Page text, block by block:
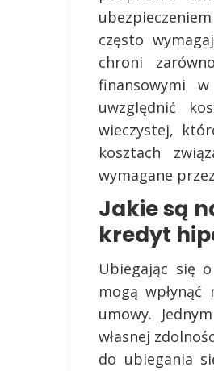
często
chroni
finansowymi
uwzględnić
wieczystej,
kosztach
wymagane
Jakie są
kredyt
Ubiegając się
mogą
umowy.
własnej
do ubiegania